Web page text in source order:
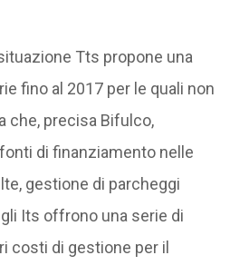
Tts propone una
fino al 2017 per le quali non
che, precisa Bifulco,
di finanziamento nelle
gestione di parcheggi
Its offrono una serie di
costi di gestione per il